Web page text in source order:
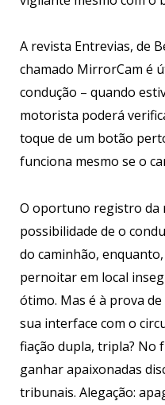
A revista Entrevias, de
chamado MirrorCam é
condução – quando
motorista poderá
toque de um botão
funciona mesmo se o
O oportuno registro da
possibilidade de o
do caminhão,
pernoitar em local
ótimo. Mas é à prova
sua interface com o
fiação dupla, tripla? No
ganhar apaixonadas
tribunais. Alegação: